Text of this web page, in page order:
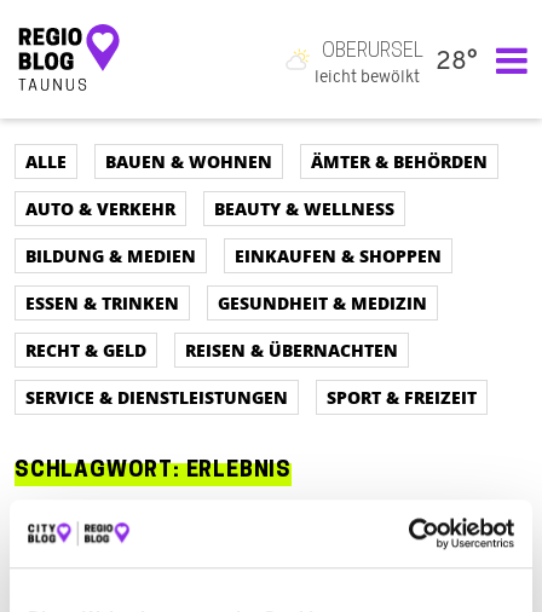
Hauptnavigation
OBERURSEL
leicht bewölkt
28°
ALLE BAUEN & WOHNEN
ÄMTER & BEHÖRDEN
AUTO & VERKEHR
BEAUTY & WELLNESS
BILDUNG & MEDIEN
EINKAUFEN & SHOPPEN
ESSEN & TRINKEN
GESUNDHEIT & MEDIZIN
RECHT & GELD
REISEN & ÜBERNACHTEN
SERVICE & DIENSTLEISTUNGEN
SPORT & FREIZEIT
SCHLAGWORT:ERLEBNIS
ALLE AUTO & VERKEHR
ÄMTER & BEHÖRDEN